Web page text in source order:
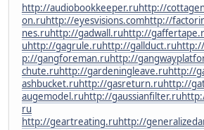
http://audiobookkeeper.ruhttp://
on.ruhttp://eyesvisions.comhttp://
nes.ruhttp://gadwall.ruhttp://
uhttp://gagrule.ruhttp://gallduct.ru
p://gangforeman.ruhttp://
chute.ruhttp://gardeningleave.ruhttp://
ashbucket.ruhttp://gasreturn.ruhttp://
augemodel.ruhttp://gaussianfilter.ru
ru
http://geartreating.ruhttp://